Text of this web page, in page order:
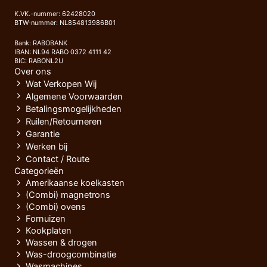
K.VK.-nummer: 62428020
BTW-nummer: NL854813986B01
Bank: RABOBANK
IBAN: NL94 RABO 0372 4111 42
BIC: RABONL2U
Over ons
Wat Verkopen Wij
Algemene Voorwaarden
Betalingsmogelijkheden
Ruilen/Retourneren
Garantie
Werken bij
Contact / Route
Categorieën
Amerikaanse koelkasten
(Combi) magnetrons
(Combi) ovens
Fornuizen
Kookplaten
Wassen & drogen
Was-droogcombinatie